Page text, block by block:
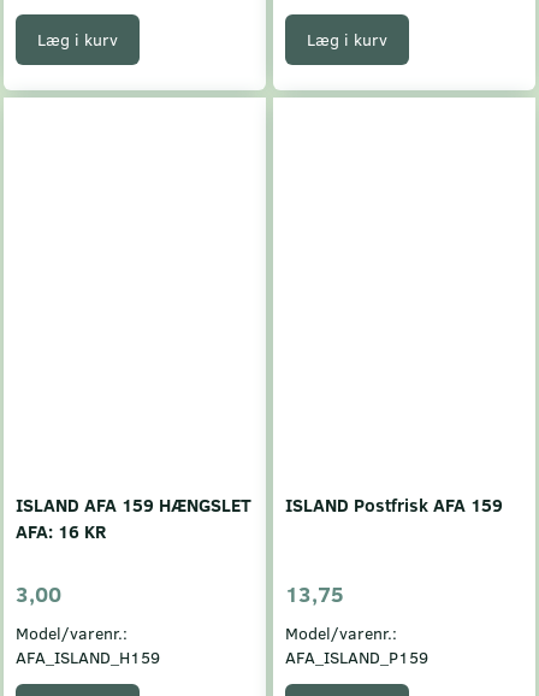
Læg i kurv Læg i kurv
ISLAND AFA 159 HÆNGSLET
AFA: 16 KR
3,00
Model/varenr.:
AFA_ISLAND_H159
ISLAND Postfrisk AFA 159
13,75
Model/varenr.:
AFA_ISLAND_P159